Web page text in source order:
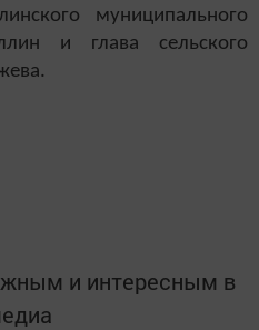
муниципального
и глава сельского
и интересным в